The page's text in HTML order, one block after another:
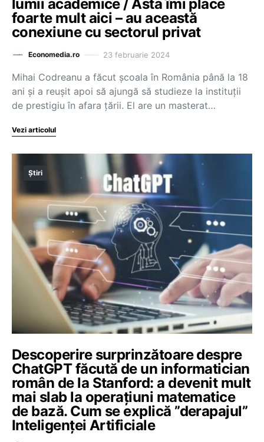
lumii academice / Asta îmi place
foarte mult aici – au această
conexiune cu sectorul privat
Economedia.ro 23 februarie 2024
Mihai Codreanu a făcut școala în România până la 18
ani și a reușit apoi să ajungă să studieze la instituții
de prestigiu în afara țării. El are un masterat…
Vezi articolul
Știri
Descoperire surprinzătoare despre
ChatGPT făcută de un informatician
român de la Stanford: a devenit mult
mai slab la operațiuni matematice
de bază. Cum se explică ”derapajul”
Inteligenței Artificiale